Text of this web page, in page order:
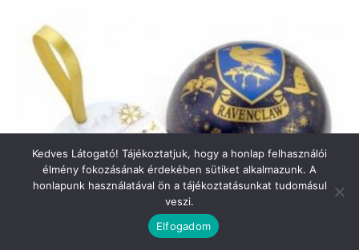
Kedves Látogató! Tájékoztatjuk, hogy a honlap felhasználói
élmény fokozásának érdekében sütiket alkalmazunk. A
honlapunk használatával ön a tájékoztatásunkat tudomásul
veszi.
Elfogadom